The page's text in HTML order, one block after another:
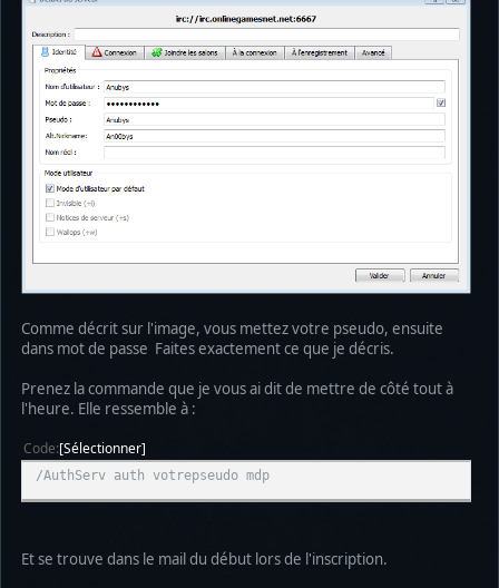
Comme décrit sur l'image, vous mettez votre pseudo, ensuite
dans mot de passe Faites exactement ce que je décris.
Prenez la commande que je vous ai dit de mettre de côté tout à
l'heure. Elle ressemble à :
Code Sélectionner
/AuthServ auth votrepseudo mdp
Et se trouve dans le mail du début lors de l'inscription.